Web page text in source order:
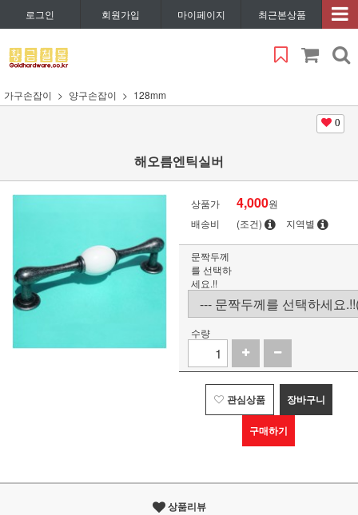
로그인 회원가입 마이페이지 최근본상품
가구손잡이 양구손잡이 128mm
0
해오름엔틱실버
상품가 4,000원
배송비
(조건) 지역별
문짝두께
를 선택하
세요.!!
수량
관심상품 장바구니
구매하기
상품리뷰